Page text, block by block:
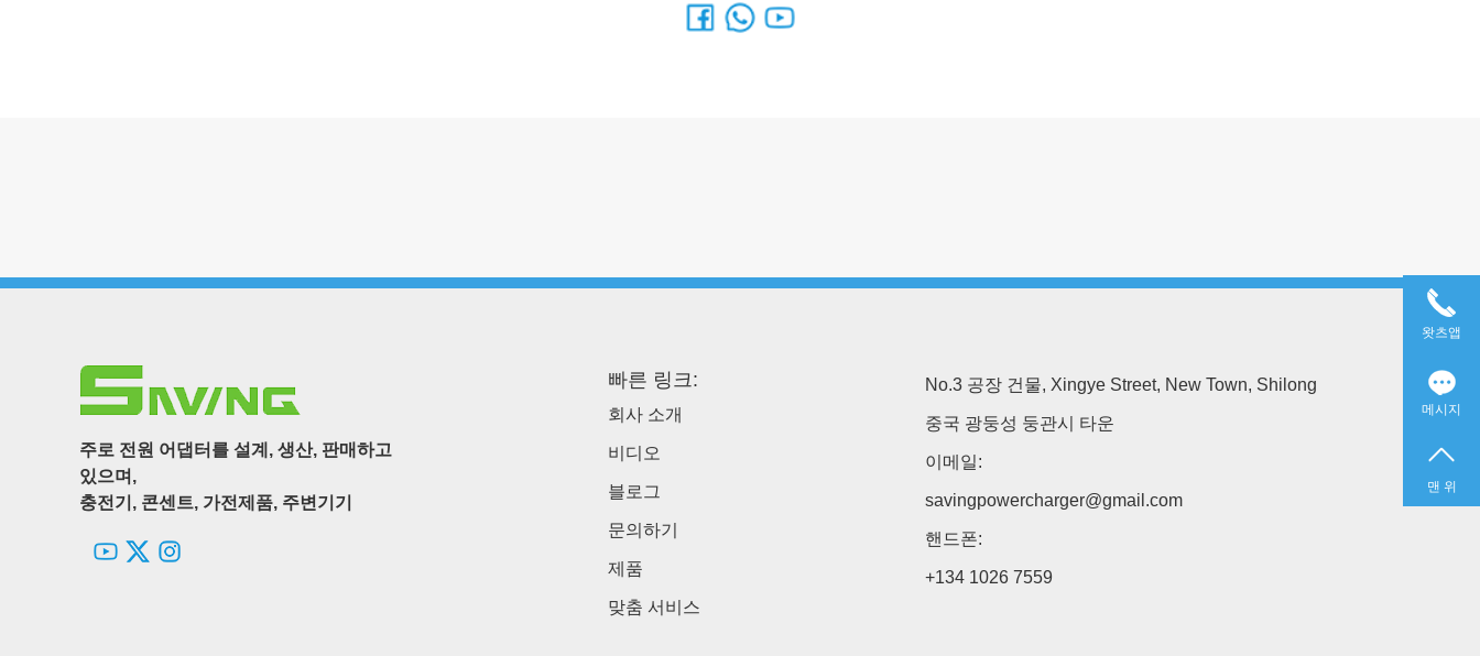
주로 전원 어댑터를 설계, 생산, 판매하고
있으며,
충전기, 콘센트, 가전제품, 주변기기
빠른 링크:
회사 소개
비디오
블로그
문의하기
제품
맞춤 서비스
No.3 공장 건물, Xingye Street, New Town, Shilong
중국 광둥성 둥관시 타운
이메일:
savingpowercharger@gmail.com
핸드폰:
+134 1026 7559
왓츠앱
메시지
맨 위